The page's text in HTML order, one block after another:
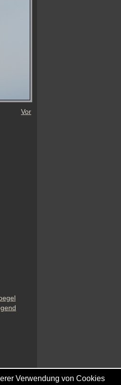
Vor
Verwendung von Cookies